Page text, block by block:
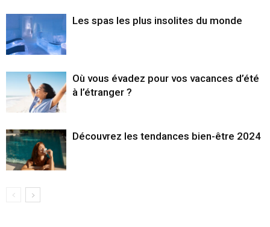
Les spas les plus insolites du monde
Où vous évadez pour vos vacances d’été
à l’étranger ?
Découvrez les tendances bien-être 2024